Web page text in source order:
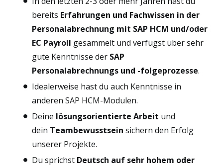
bereits Erfahrungen und Fachwissen in der
Personalabrechnung mit SAP HCM und/oder
EC Payroll gesammelt und verfügst über sehr
gute Kenntnisse der SAP
Personalabrechnungs und -folgeprozesse.
Idealerweise hast du auch Kenntnisse in
anderen SAP HCM-Modulen.
Deine lösungsorientierte Arbeit und
dein Teambewusstsein sichern den Erfolg
unserer Projekte.
Du sprichst Deutsch auf sehr hohem oder